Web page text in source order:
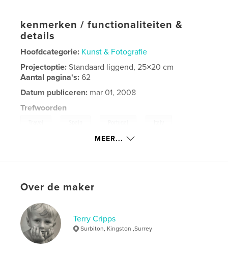
kenmerken / functionaliteiten &
details
Hoofdcategorie: Kunst & Fotografie
Projectoptie:Standaard liggend, 25×20 cm
Aantal pagina's:62
Datum publiceren: mar 01, 2008
Trefwoorden
reportage
MEER...
Over de maker
Terry Cripps
Surbiton, Kingston ,Surrey